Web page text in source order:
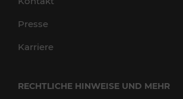
Presse
Karriere
RECHTLICHE HINWEISE UND MEHR